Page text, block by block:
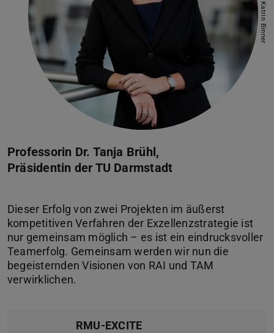
Professorin Dr. Tanja Brühl,
Präsidentin der TU Darmstadt
Dieser Erfolg von zwei Projekten im äußerst
kompetitiven Verfahren der Exzellenzstrategie ist
nur gemeinsam möglich – es ist ein eindrucksvoller
Teamerfolg. Gemeinsam werden wir nun die
begeisternden Visionen von RAI und TAM
Bild: Katrin Binner
RMU-EXCITE